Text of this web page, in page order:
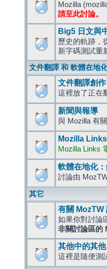
Mozilla
請至此討論。
Big5 日文與
歷史的軌跡，
新字碼測試重
文件翻譯 和 軟體在地
文件翻譯創作
這裡放了正在
新聞與報導
與 Mozilla 有
Mozilla
Mozilla Links
軟體在地化
討論由
其它
有關 MozTW
如果你對討論
非關討論區的
其他中的其他
這裡是隨便測